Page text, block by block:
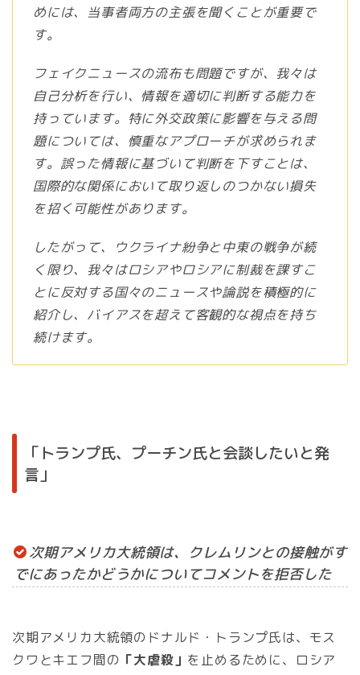
めには、当事者両方の主張を聞くことが重要で
す。
フェイクニュースの流布も問題ですが、我々は
自己分析を行い、情報を適切に判断する能力を
持っています。特に外交政策に影響を与える問
題については、慎重なアプローチが求められま
す。誤った情報に基づいて判断を下すことは、
国際的な関係において取り返しのつかない損失
を招く可能性があります。
したがって、ウクライナ紛争と中東の戦争が続
く限り、我々はロシアやロシアに制裁を課すこ
とに反対する国々のニュースや論説を積極的に
紹介し、バイアスを超えて客観的な視点を持ち
続けます。
「トランプ氏、プーチン氏と会談したいと発
言」
次期アメリカ大統領は、クレムリンとの接触がす
でにあったかどうかについてコメントを拒否した
次期アメリカ大統領のドナルド・トランプ氏は、モス
クワとキエフ間の 「大虐殺」 を止めるために、ロシア